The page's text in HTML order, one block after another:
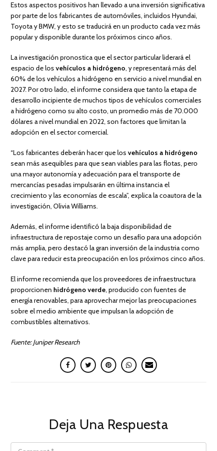
Estos aspectos positivos han llevado a una inversión significativa
por parte de los fabricantes de automóviles, incluidos Hyundai,
Toyota y BMW, y esto se traducirá en un producto cada vez más
popular y disponible durante los próximos cinco años.
La investigación pronostica que el sector particular liderará el
espacio de losvehículos a hidrógeno, y representará más del
60% de los vehículos a hidrógeno en servicio a nivel mundial en
2027. Por otro lado, el informe considera que tanto la etapa de
desarrollo incipiente de muchos tipos de vehículos comerciales
a hidrógeno como su alto costo, un promedio más de 70.000
dólares a nivel mundial en 2022, son factores que limitan la
adopción en el sector comercial.
“Los fabricantes deberán hacer que losvehículos a hidrógeno
sean más asequibles para que sean viables para las flotas, pero
una mayor autonomía y adecuación para el transporte de
mercancías pesadas impulsarán en última instancia el
crecimiento y las economías de escala”, explica la coautora de la
investigación, Olivia Williams.
Además, el informe identificó la baja disponibilidad de
infraestructura de repostaje como un desafío para una adopción
más amplia, pero destacó la gran inversión de la industria como
clave para reducir esta preocupación en los próximos cinco años.
El informe recomienda que los proveedores de infraestructura
proporcionen hidrógeno verde, producido con fuentes de
energía renovables, para aprovechar mejor las preocupaciones
sobre el medio ambiente que impulsan la adopción de
combustibles alternativos.
Fuente: Juniper Research
Deja Una Respuesta
COMMENT